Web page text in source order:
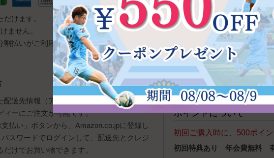
けます。
ません。
払いがご利用できないこともございます。
配送先情報（アドレス帳）やクレジットカー
ィーにご注文が可能です。
支払い」ボタンから、Amazon.co.jpに登録し
スワードでログインして、配送先とクレジ
けでお買い物できます。
※定休日、営業時間外の発注
す。商品発送は入金確認後と
の場合、お届け希望日に沿
お電話でのご注文
TEL 0120-947-807
[受
ポイントについて
初回ご購入時に、500ポイ
初回特典あり 年会費無料